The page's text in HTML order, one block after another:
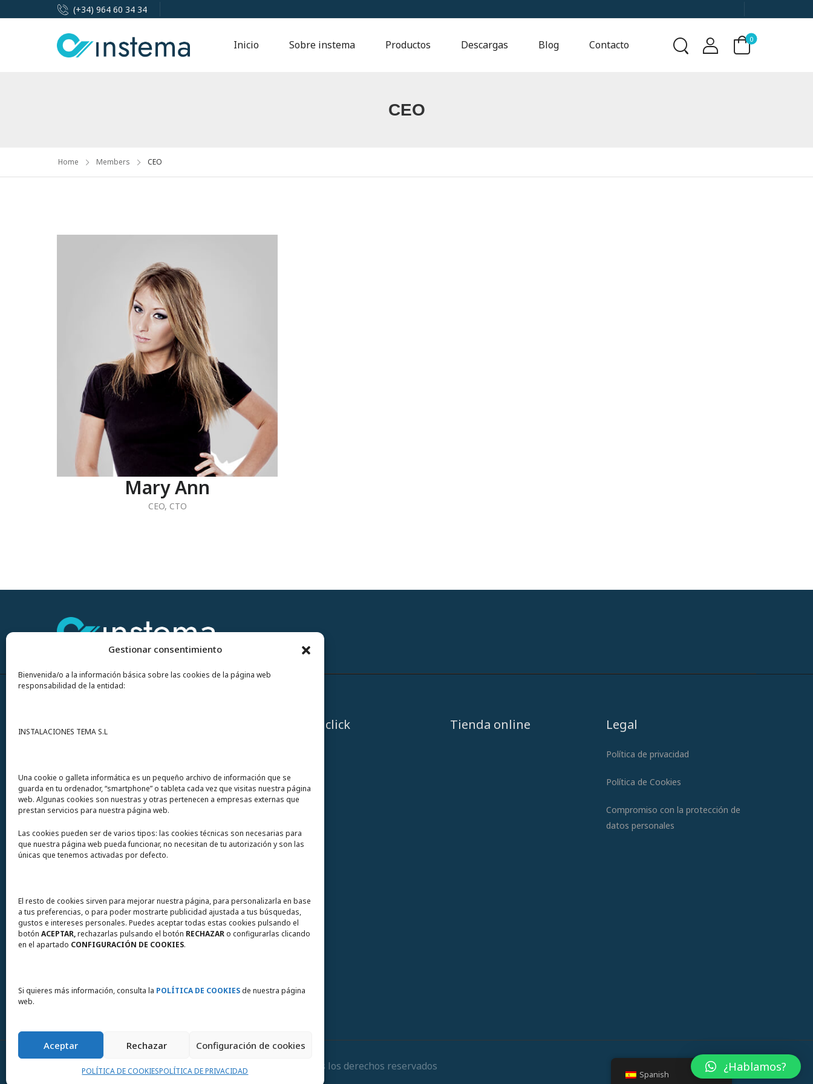
Gestionar consentimiento
Bienvenida/o a la información básica sobre las cookies de la página web
responsabilidad de la entidad:
INSTALACIONES TEMA S.L
Una cookie o galleta informática es un pequeño archivo de información que se
guarda en tu ordenador, “smartphone” o tableta cada vez que visitas nuestra página
web. Algunas cookies son nuestras y otras pertenecen a empresas externas que
prestan servicios para nuestra página web.
Las cookies pueden ser de varios tipos: las cookies técnicas son necesarias para
que nuestra página web pueda funcionar, no necesitan de tu autorización y son las
únicas que tenemos activadas por defecto.
El resto de cookies sirven para mejorar nuestra página, para personalizarla en base
a tus preferencias, o para poder mostrarte publicidad ajustada a tus búsquedas,
gustos e intereses personales. Puedes aceptar todas estas cookies pulsando el
botón ACEPTAR,rechazarlas pulsando el botón RECHAZARo configurarlas clicando
en el apartado CONFIGURACIÓN DE COOKIES.
Si quieres más información, consulta la POLÍTICA DE COOKIESde nuestra página
web.
Aceptar Rechazar Configuración de cookies
POLÍTICA DE COOKIESPOLÍTICA DE PRIVACIDAD
(+34) 964 60 34 34
Inicio Sobre instema Productos Descargas Blog Contacto 0
CEO
Home Members CEO
Mary Ann
CEO, CTO
S.L. Avda del Mar 72
12200 Onda (Castellón) España
Urgencias y whatsapp649 406 493
A un click Tienda online Legal
Política de privacidad
Política de Cookies
Compromiso con la protección de
datos personales
Instema motores eléctricos para la industria © 2026. Todos los derechos reservados
Spanish
¿Hablamos?